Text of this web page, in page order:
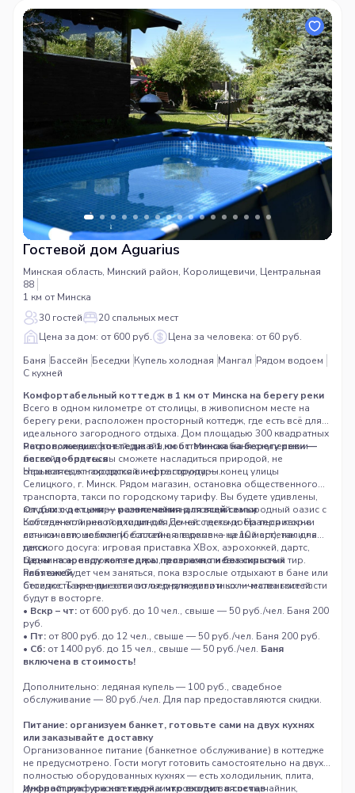
Гостевой дом Aguarius
Минская область, Минский район, Королищевичи, Центральная
88
1 км от Минска
30 гостей
20 спальных мест
Цена за дом: от 600 руб.
Цена за человека: от 60 руб.
Баня Бассейн Беседки Купель холодная Мангал Рядом водоем
С кухней
Комфортабельный коттедж в 1 км от Минска на берегу реки
Всего в одном километре от столицы, в живописном месте на
берегу реки, расположен просторный коттедж, где есть всё для
идеального загородного отдыха. Дом площадью 300 квадратных
метров, ландшафтный дизайн, собственная баня с купелью и
бассейн — здесь вы сможете насладиться природой, не
отрываясь от городской инфраструктуры.
Расположение: коттедж в 1 км от Минска на берегу реки —
легко добраться
Наш коттедж находится в черте города — конец улицы
Селицкого, г. Минск. Рядом магазин, остановка общественного
транспорта, такси по городскому тарифу. Вы будете удивлены,
как близко к центру можно найти настоящий загородный оазис с
собственной рекой и тишиной. До нас легко добраться как на
личном автомобиле (бесплатная парковка на 10 мест), так и на
такси.
Отдых с детьми — развлечения для всей семьи
Коттедж отлично подходит для семей с детьми. На территории
есть качели, шезлонги, бассейн, а в доме — целый арсенал для
детского досуга: игровая приставка XBox, аэрохоккей, дартс,
бадминтон, настольные игры, телескоп, пневматический тир.
Ребятам будет чем заняться, пока взрослые отдыхают в бане или
беседке. Также имеется вольер для животных — маленькие гости
будут в восторге.
Цены на аренду коттеджа: прозрачно и без скрытых
платежей
Стоимость аренды зависит от дня недели и количества гостей:
• Вскр – чт: от 600 руб. до 10 чел., свыше — 50 руб./чел. Баня 200
руб.
• Пт: от 800 руб. до 12 чел., свыше — 50 руб./чел. Баня 200 руб.
• Сб: от 1400 руб. до 15 чел., свыше — 50 руб./чел. Баня
включена в стоимость!
Дополнительно: ледяная купель — 100 руб., свадебное
обслуживание — 80 руб./чел. Для пар предоставляются скидки.
Питание: организуем банкет, готовьте сами на двух кухнях
или заказывайте доставку
Организованное питание (банкетное обслуживание) в коттедже
не предусмотрено. Гости могут готовить самостоятельно на двух
полностью оборудованных кухнях — есть холодильник, плита,
духовой шкаф с конвекцией, микроволновая печь, чайник,
Инфраструктура коттеджа: что входит в состав